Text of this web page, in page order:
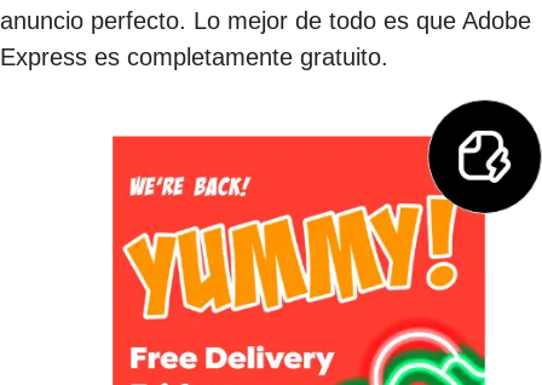
anuncio perfecto. Lo mejor de todo es que Adobe
Express es completamente gratuito.